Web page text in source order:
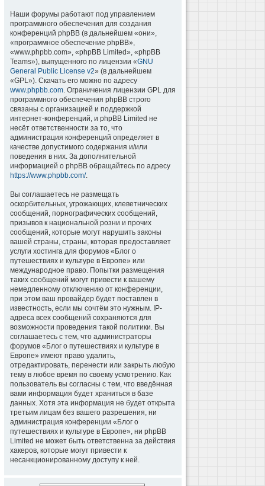
Наши форумы работают под управлением
программного обеспечения для создания
конференций phpBB (в дальнейшем «они»,
«программное обеспечение phpBB»,
«www.phpbb.com», «phpBB Limited», «phpBB
Teams»), выпущенного по лицензии «GNU
General Public License v2» (в дальнейшем
«GPL»). Скачать его можно по адресу
www.phpbb.com. Ограничения лицензии GPL для
программного обеспечения phpBB строго
связаны с организацией и поддержкой
интернет-конференций, и phpBB Limited не
несёт ответственности за то, что
администрация конференций определяет в
качестве допустимого содержания и/или
поведения в них. За дополнительной
информацией о phpBB обращайтесь по адресу
https://www.phpbb.com/.
Вы соглашаетесь не размещать
оскорбительных, угрожающих, клеветнических
сообщений, порнографических сообщений,
призывов к национальной розни и прочих
сообщений, которые могут нарушить законы
вашей страны, страны, которая предоставляет
услуги хостинга для форумов «Блог о
путешествиях и культуре в Европе» или
международное право. Попытки размещения
таких сообщений могут привести к вашему
немедленному отключению от конференции,
при этом ваш провайдер будет поставлен в
известность, если мы сочтём это нужным. IP-
адреса всех сообщений сохраняются для
возможности проведения такой политики. Вы
соглашаетесь с тем, что администраторы
форумов «Блог о путешествиях и культуре в
Европе» имеют право удалить,
отредактировать, перенести или закрыть любую
тему в любое время по своему усмотрению. Как
пользователь вы согласны с тем, что введённая
вами информация будет храниться в базе
данных. Хотя эта информация не будет открыта
третьим лицам без вашего разрешения, ни
администрация конференции «Блог о
путешествиях и культуре в Европе», ни phpBB
Limited не может быть ответственна за действия
хакеров, которые могут привести к
несанкционированному доступу к ней.